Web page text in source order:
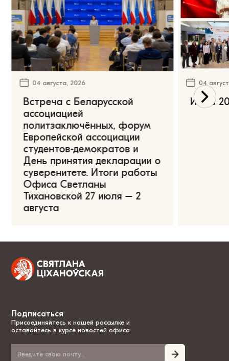
04 августа, 2026
Встреча с Беларусской
ассоциацией
политзаключённых, форум
Европейской ассоциации
студентов-демократов и
День принятия декларации о
суверенитете. Итоги работы
Офиса Светланы
Тихановской 27 июля – 2
августа
04
Июль
Подписаться
Присоединяйтесь к нашей рассылке и
оставайтесь в курсе новостей офиса